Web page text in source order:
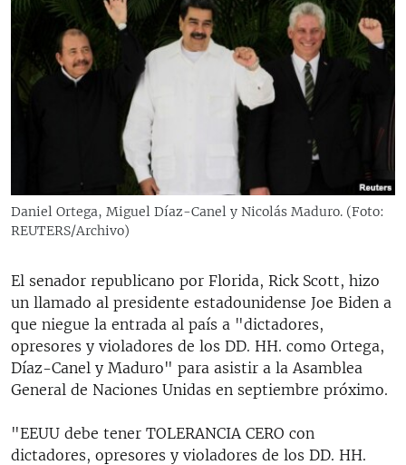
búsqueda
OPINIÓN GRÁFICA
AUDIOVISUALES MARTÍ
RADIO MARTÍ
ESPECIALES
LA REALIDAD DE LA VIVIENDA EN CUBA
KENTU-CUBANO
DESINFORMACIÓN RUSA EN AMÉRICA LATINA
LA INVASIÓN DE RUSIA A UCRANIA
SÍGUENOS
Daniel Ortega, Miguel Díaz-Canel y Nicolás Maduro. (Foto:
REUTERS/Archivo)
El senador republicano por Florida, Rick Scott, hizo
un llamado al presidente estadounidense Joe Biden a
que niegue la entrada al país a "dictadores,
opresores y violadores de los DD. HH. como Ortega,
Díaz-Canel y Maduro" para asistir a la Asamblea
General de Naciones Unidas en septiembre próximo.
"EEUU debe tener TOLERANCIA CERO con
dictadores, opresores y violadores de los DD. HH.